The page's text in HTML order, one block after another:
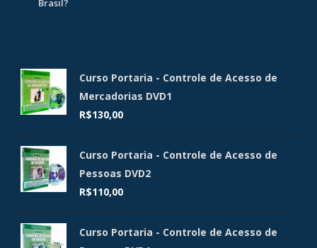
Brasil?
Curso Portaria - Controle de Acesso de
Mercadorias DVD1
R$130,00
Curso Portaria - Controle de Acesso de
Pessoas DVD2
R$110,00
Curso Portaria - Controle de Acesso de